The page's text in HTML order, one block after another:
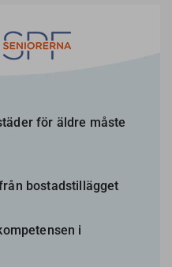
för äldre måste
bostadstillägget
i